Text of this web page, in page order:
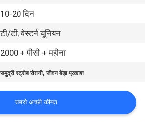
10-20 दिन
टी/टी, वेस्टर्न यूनियन
2000 + पीसी + महीना
समुद्री स्ट्रोब रोशनी,जीवन बेड़ा प्रकाश
सबसे अच्छी कीमत